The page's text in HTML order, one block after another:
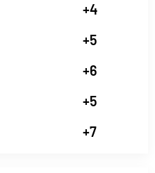
+4
+5
+6
+5
+7